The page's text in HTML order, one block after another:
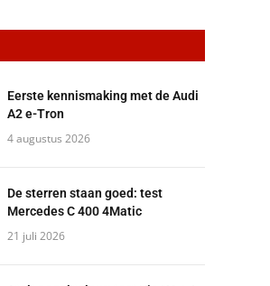
Eerste kennismaking met de Audi
A2 e-Tron
4 augustus 2026
De sterren staan goed: test
Mercedes C 400 4Matic
21 juli 2026